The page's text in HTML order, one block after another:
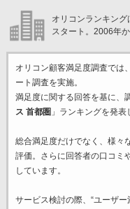
オリコンランキン
スタート。2006年
オリコン顧客満足度調査では
ート調査を実施。
満足度に関する回答を基に、
ス 首都圏 」ランキングを発表
総合満足度だけでなく、様々
評価。さらに回答者の口コミ
しています。
サービス検討の際、“ユーザー